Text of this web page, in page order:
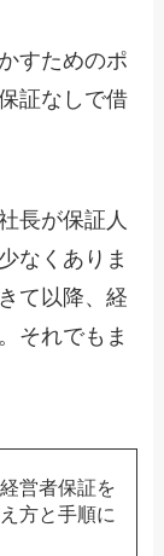
すためのポ
証なしで借
長が保証人
なくありま
て以降、経
それでもま
営者保証を
方と手順に